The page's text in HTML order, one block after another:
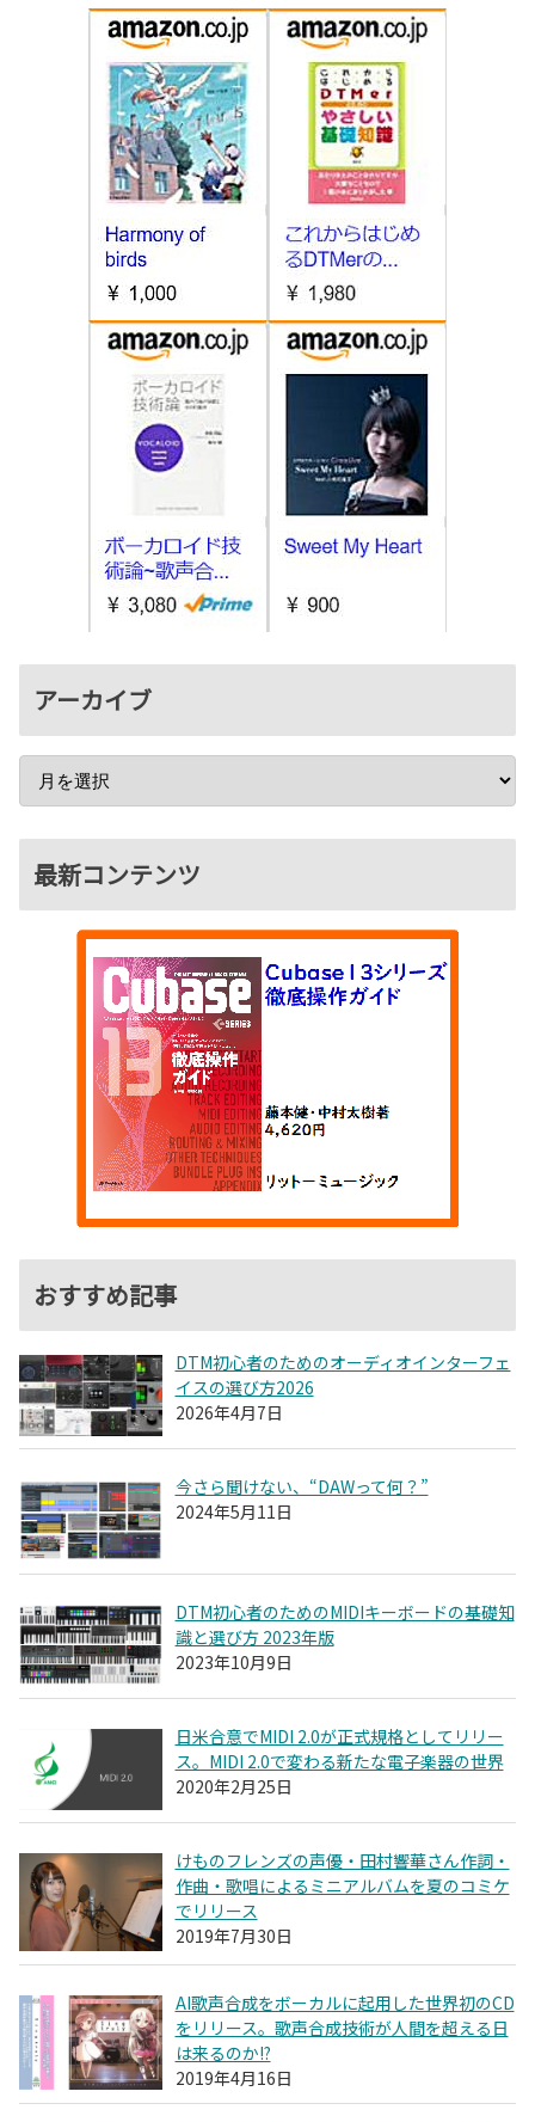
アーカイブ
最新コンテンツ
おすすめ記事
DTM初心者のためのオーディオインターフェ
イスの選び方2026
2026年4月7日
今さら聞けない、“DAWって何？”
2024年5月11日
DTM初心者のためのMIDIキーボードの基礎知
識と選び方 2023年版
2023年10月9日
日米合意でMIDI 2.0が正式規格としてリリー
ス。MIDI 2.0で変わる新たな電子楽器の世界
2020年2月25日
けものフレンズの声優・田村響華さん作詞・
作曲・歌唱によるミニアルバムを夏のコミケ
でリリース
2019年7月30日
AI歌声合成をボーカルに起用した世界初のCD
をリリース。歌声合成技術が人間を超える日
は来るのか!?
2019年4月16日